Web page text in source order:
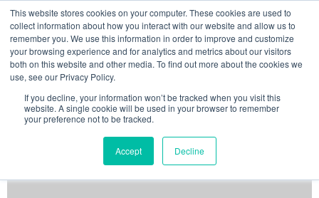
This website stores cookies on your computer. These cookies are used to
collect information about how you interact with our website and allow us to
remember you. We use this information in order to improve and customize
your browsing experience and for analytics and metrics about our visitors
both on this website and other media. To find out more about the cookies we
use, see our Privacy Policy.
If you decline, your information won’t be tracked when you visit this
website. A single cookie will be used in your browser to remember
your preference not to be tracked.
Accept Decline
Vai
contenuto
08/08/202608:39:03
LinkedinFacebook
X TelegramWhatsappMastodon
INIZIATIVE ASTORRI